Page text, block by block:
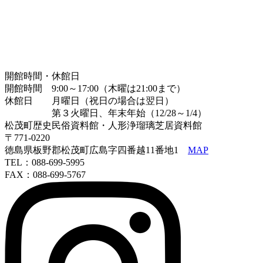
開館時間・休館日
開館時間 9:00～17:00（木曜は21:00まで）
休館日 月曜日（祝日の場合は翌日）
第３火曜日、年末年始（12/28～1/4）
松茂町歴史民俗資料館・人形浄瑠璃芝居資料館
〒771-0220
徳島県板野郡松茂町広島字四番越11番地1 MAP
TEL：088-699-5995
FAX：088-699-5767